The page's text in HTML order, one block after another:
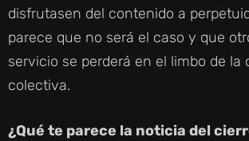
disfrutasen del contenido a
parece que no será el caso y que
servicio se perderá en el limbo de la
colectiva.
¿Qué te parece la noticia del